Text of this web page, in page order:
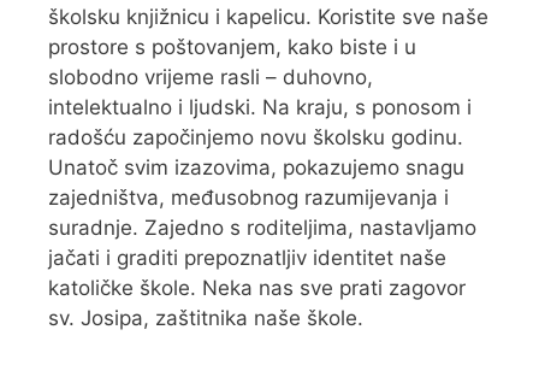
školsku knjižnicu i kapelicu. Koristite sve naše
prostore s poštovanjem, kako biste i u
slobodno vrijeme rasli – duhovno,
intelektualno i ljudski. Na kraju, s ponosom i
radošću započinjemo novu školsku godinu.
Unatoč svim izazovima, pokazujemo snagu
zajedništva, međusobnog razumijevanja i
suradnje. Zajedno s roditeljima, nastavljamo
jačati i graditi prepoznatljiv identitet naše
katoličke škole. Neka nas sve prati zagovor
sv. Josipa, zaštitnika naše škole.